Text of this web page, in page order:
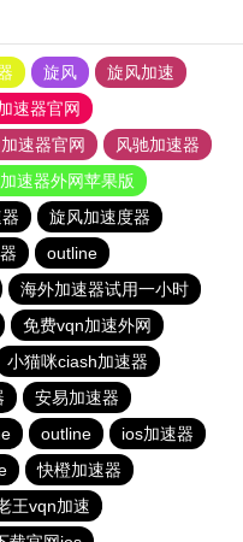
旋风
旋风加速
速器官网
速器官网
风驰加速器
速器外网苹果版
旋风加速度器
outline
海外加速器试用一小时
免费vqn加速外网
小猫咪ciash加速器
安易加速器
outline
ios加速器
快橙加速器
王vqn加速